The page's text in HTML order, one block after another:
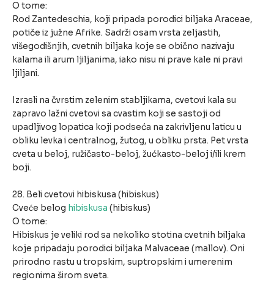
O tome:
Rod Zantedeschia, koji pripada porodici biljaka Araceae,
potiče iz južne Afrike. Sadrži osam vrsta zeljastih,
višegodišnjih, cvetnih biljaka koje se obično nazivaju
kalama ili arum ljiljanima, iako nisu ni prave kale ni pravi
ljiljani.
Izrasli na čvrstim zelenim stabljikama, cvetovi kala su
zapravo lažni cvetovi sa cvastim koji se sastoji od
upadljivog lopatica koji podseća na zakrivljenu laticu u
obliku levka i centralnog, žutog, u obliku prsta. Pet vrsta
cveta u beloj, ružičasto-beloj, žućkasto-beloj i/ili krem
boji.
28. Beli cvetovi hibiskusa (hibiskus)
Cveće belog hibiskusa (hibiskus)
O tome:
Hibiskus je veliki rod sa nekoliko stotina cvetnih biljaka
koje pripadaju porodici biljaka Malvaceae (mallov). Oni
prirodno rastu u tropskim, suptropskim i umerenim
regionima širom sveta.